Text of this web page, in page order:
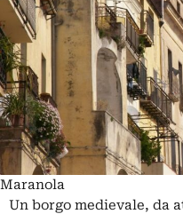
Maranola
Un borgo medievale, da